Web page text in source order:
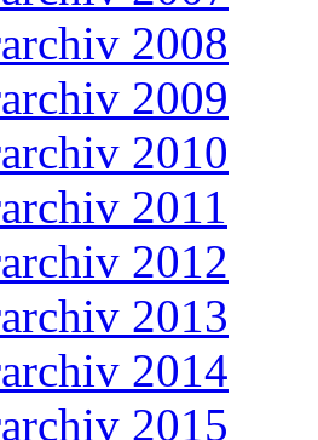
2008
2009
2010
2011
2012
2013
2014
2015